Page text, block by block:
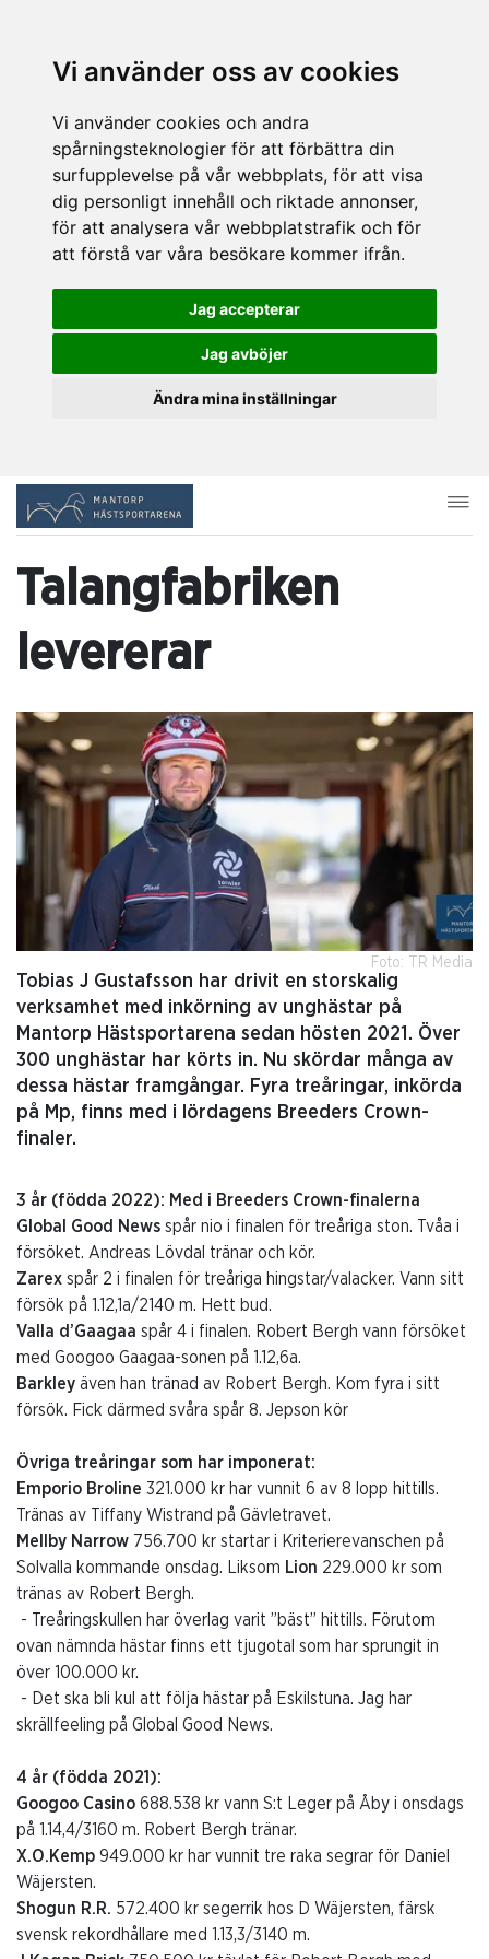
Vi använder oss av cookies
Vi använder cookies och andra
spårningsteknologier för att förbättra din
surfupplevelse på vår webbplats, för att visa
dig personligt innehåll och riktade annonser,
för att analysera vår webbplatstrafik och för
att förstå var våra besökare kommer ifrån.
Jag accepterar
Jag avböjer
Ändra mina inställningar
Foto: TR Media
Talangfabriken
levererar
Tobias J Gustafsson har drivit en storskalig
verksamhet med inkörning av unghästar på
Mantorp Hästsportarena sedan hösten 2021. Över
300 unghästar har körts in. Nu skördar många av
dessa hästar framgångar. Fyra treåringar, inkörda
på Mp, finns med i lördagens Breeders Crown-
finaler.
3 år (födda 2022): Med i Breeders Crown-finalerna
Global Good News spår nio i finalen för treåriga ston. Tvåa i
försöket. Andreas Lövdal tränar och kör.
Zarex spår 2 i finalen för treåriga hingstar/valacker. Vann sitt
försök på 1.12,1a/2140 m. Hett bud.
Valla d’Gaagaa spår 4 i finalen. Robert Bergh vann försöket
med Googoo Gaagaa-sonen på 1.12,6a.
Barkley även han tränad av Robert Bergh. Kom fyra i sitt
försök. Fick därmed svåra spår 8. Jepson kör
Övriga treåringar som har imponerat:
Emporio Broline 321.000 kr har vunnit 6 av 8 lopp hittills.
Tränas av Tiffany Wistrand på Gävletravet.
Mellby Narrow 756.700 kr startar i Kriterierevanschen på
Solvalla kommande onsdag. Liksom Lion 229.000 kr som
tränas av Robert Bergh.
- Treåringskullen har överlag varit ”bäst” hittills. Förutom
ovan nämnda hästar finns ett tjugotal som har sprungit in
över 100.000 kr.
- Det ska bli kul att följa hästar på Eskilstuna. Jag har
skrällfeeling på Global Good News.
4 år (födda 2021):
Googoo Casino 688.538 kr vann S:t Leger på Åby i onsdags
på 1.14,4/3160 m. Robert Bergh tränar.
X.O.Kemp 949.000 kr har vunnit tre raka segrar för Daniel
Wäjersten.
Shogun R.R. 572.400 kr segerrik hos D Wäjersten, färsk
svensk rekordhållare med 1.13,3/3140 m.